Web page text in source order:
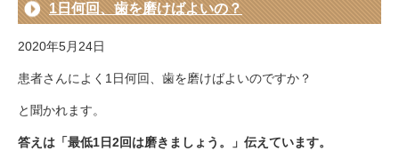
1日何回、歯を磨けばよいの？
2020年5月24日
患者さんによく1日何回、歯を磨けばよいのですか？
と聞かれます。
答えは「最低1日2回は磨きましょう。」伝えています。